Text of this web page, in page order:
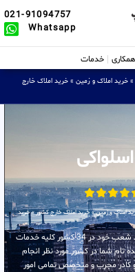
021-91094757
Whatsapp
خدمات
» خرید املاک و زمین » خرید املاک خارج
املاک و زمین»خرید املاک خارج کشور»خرید
موسسه بین المللی ثبتا (Sabtta Group) با ایجاد شعب خود در 34 کشور کلیه خدمات
تام شما در کشور مورد نظر انجام
کادر مجرب و متخصص تمامی امور